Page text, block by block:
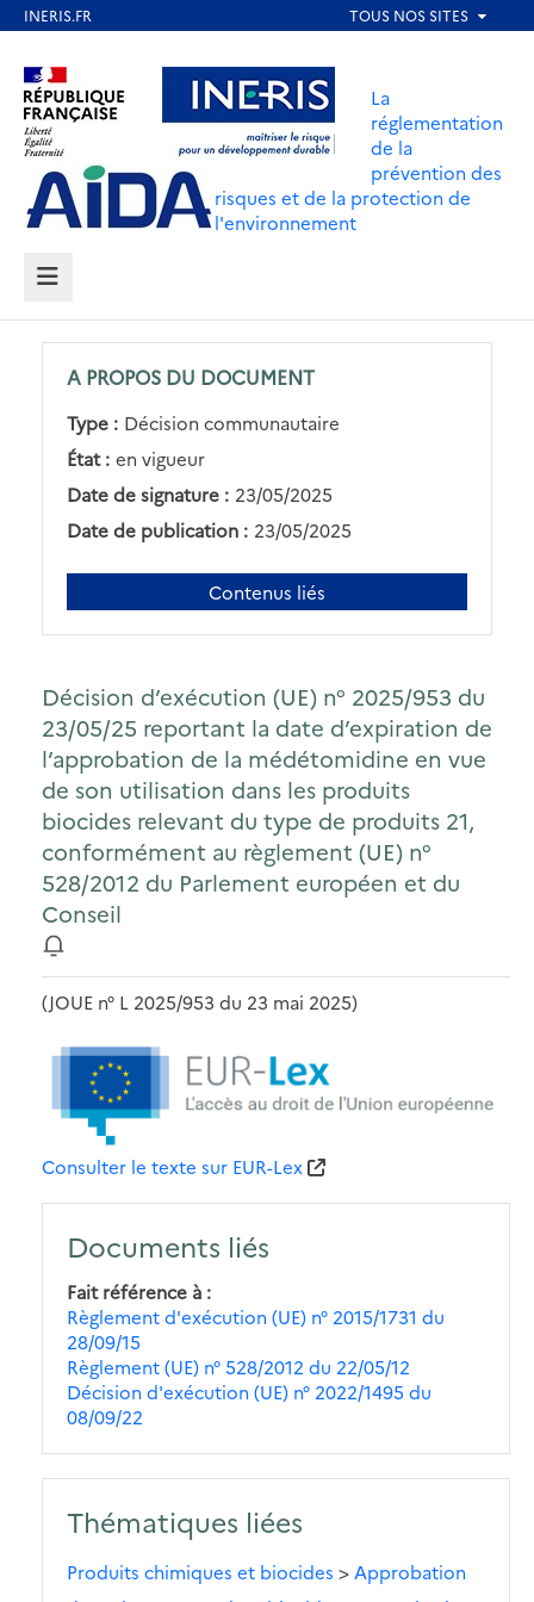
contenu
principal
Aller au contenu Aller au menu
Aller au pied de page
La
réglementation
de la
prévention des
risques et de la protection de
l'environnement
MENU
A PROPOS DU DOCUMENT
Type : Décision communautaire
État : en vigueur
Date de signature : 23/05/2025
Date de publication : 23/05/2025
Contenus liés
Décision d’exécution (UE) n° 2025/953 du
23/05/25 reportant la date d’expiration de
l’approbation de la médétomidine en vue
de son utilisation dans les produits
biocides relevant du type de produits 21,
conformément au règlement (UE) n°
528/2012 du Parlement européen et du
Conseil
(JOUE n° L 2025/953 du 23 mai 2025)
Consulter le texte sur EUR-Lex
Documents liés
Fait référence à
Règlement d'exécution (UE) n° 2015/1731 du
28/09/15
Règlement (UE) n° 528/2012 du 22/05/12
Décision d'exécution (UE) n° 2022/1495 du
08/09/22
Thématiques liées
Produits chimiques et biocides > Approbation